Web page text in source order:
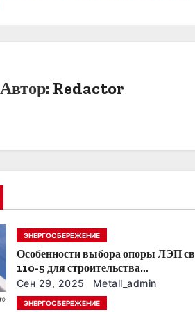
Автор: Redactor
ЭНЕРГОСБЕРЕЖЕНИЕ
Особенности выбора опоры ЛЭП св
110-5 для строительства
электросетей
Сен 29, 2025 Metall_admin
ЭНЕРГОСБЕРЕЖЕНИЕ